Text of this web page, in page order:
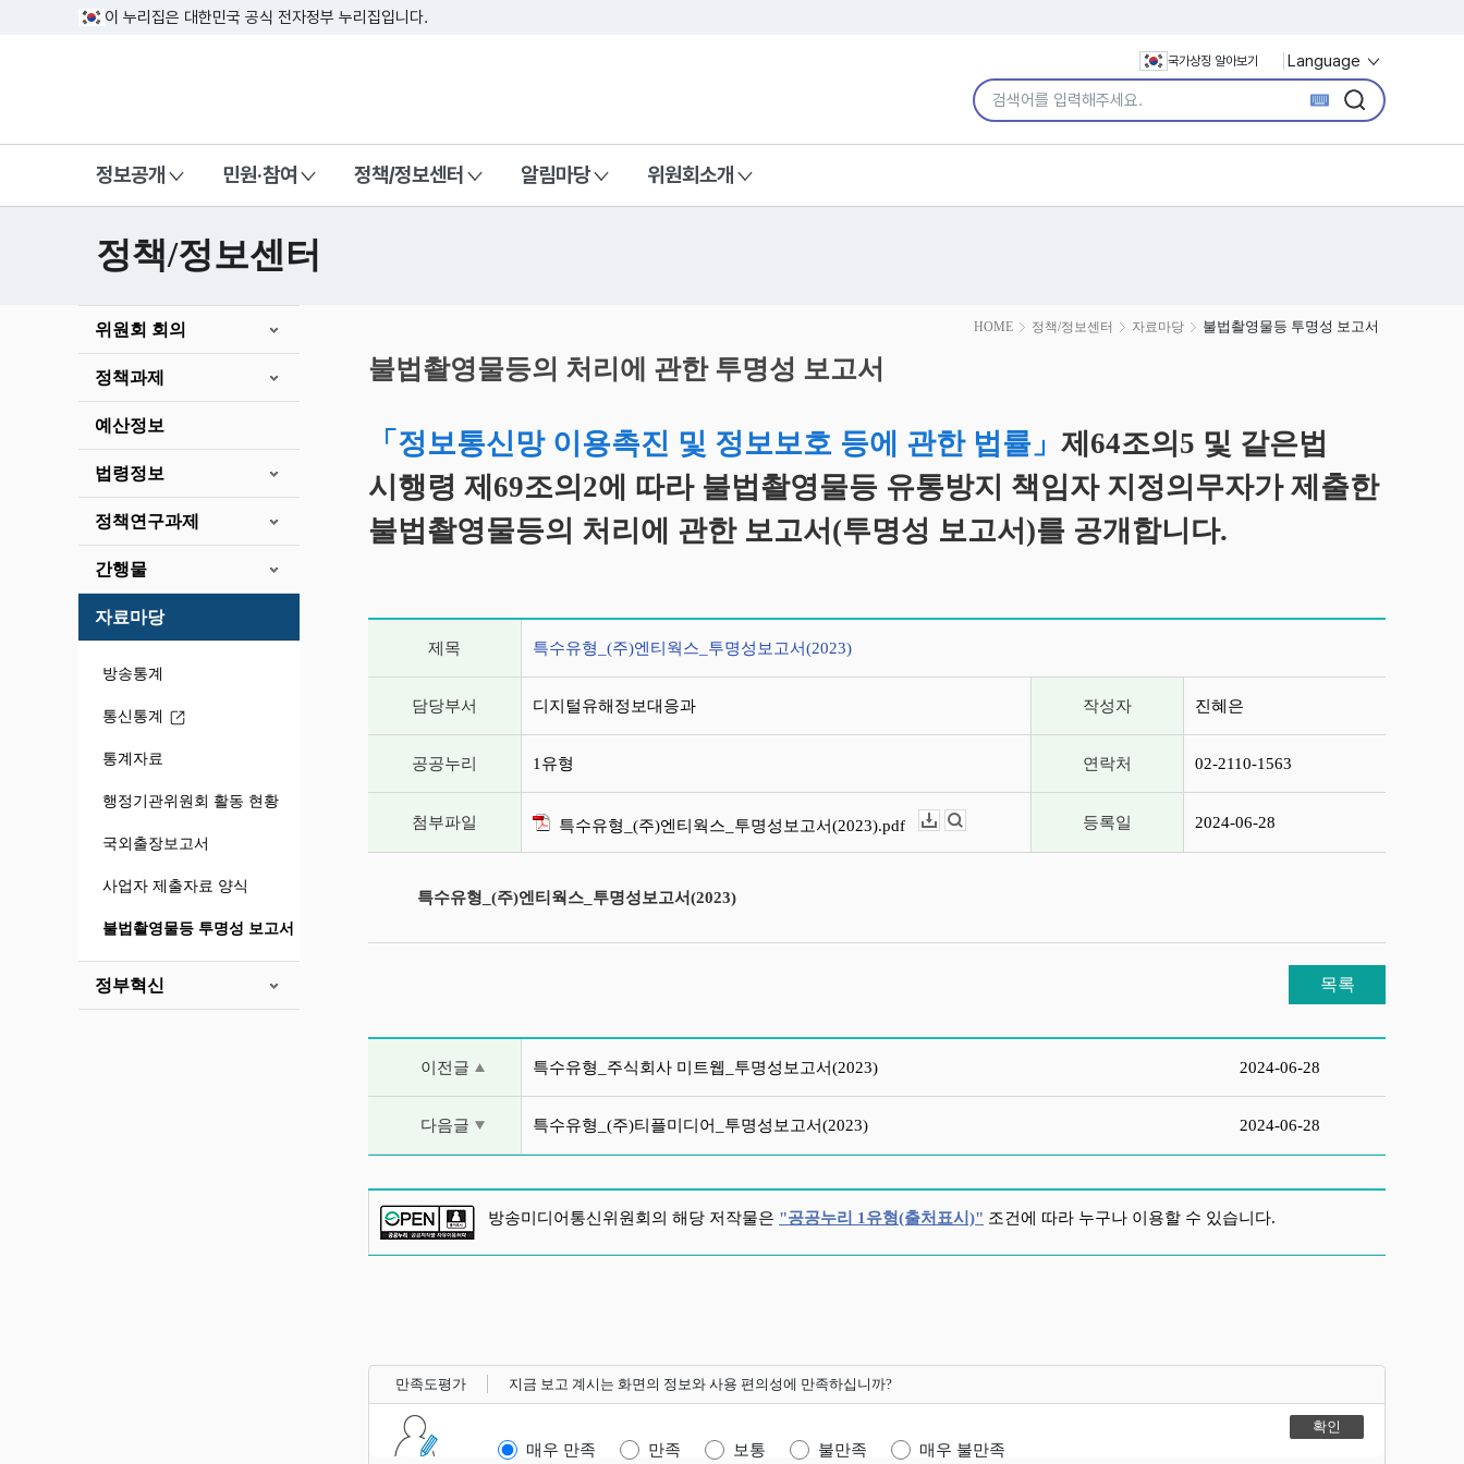
이 누리집은 대한민국 공식 전자정부 누리집입니다.
국가상징 알아보기 Language
통합검색어 입력
검색
검색
정보공개 민원·참여 정책/정보센터 알림마당 위원회소개
정책/정보센터
위원회 회의
정책과제
예산정보
법령정보
정책연구과제
간행물
자료마당
방송통계
통신통계
통계자료
행정기관위원회 활동 현황
국외출장보고서
사업자 제출자료 양식
불법촬영물등 투명성 보고서
정부혁신
HOME 정책/정보센터 자료마당 불법촬영물등 투명성 보고서
시
작
불법촬영물등의 처리에 관한 투명성 보고서
「정보통신망 이용촉진 및 정보보호 등에 관한 법률」 제64조의5 및 같은법
시행령 제69조의2에 따라 불법촬영물등 유통방지 책임자 지정의무자가 제출한
불법촬영물등의 처리에 관한 보고서(투명성 보고서)를 공개합니다.
제목 특수유형_(주)엔티웍스_투명성보고서(2023)
담당부서 디지털유해정보대응과 작성자 진혜은
공공누리 1유형 연락처 02-2110-1563
첨부파일 특수유형_(주)엔티웍스_투명성보고서(2023).pdf 등록일 2024-06-28
특수유형_(주)엔티웍스_투명성보고서(2023)
목록
이전글 특수유형_주식회사 미트웹_투명성보고서(2023) 2024-06-28
다음글 특수유형_(주)티플미디어_투명성보고서(2023) 2024-06-28
방송미디어통신위원회의 해당 저작물은 "공공누리 1유형(출처표시)" 조건에 따라 누구나 이용할 수 있습니다.
만족도평가 지금 보고 계시는 화면의 정보와 사용 편의성에 만족하십니까?
매우 만족 만족 보통 불만족 매우 불만족